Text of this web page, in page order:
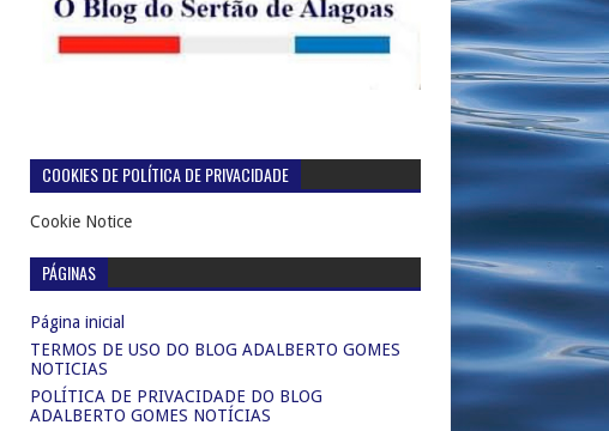
COOKIES DE POLÍTICA DE PRIVACIDADE
Cookie Notice
PÁGINAS
Página inicial
TERMOS DE USO DO BLOG ADALBERTO GOMES
NOTICIAS
POLÍTICA DE PRIVACIDADE DO BLOG
ADALBERTO GOMES NOTÍCIAS